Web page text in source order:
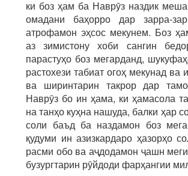
ки боз ҳам ба Наврӯз наздик
омадани баҳорро дар зарра-
атрофамон эҳсос мекунем. Боз
аз зимистону хоби сангин
парастуҳо боз мегарданд,
растохези табиат огоҳ мекунад ва
ва ширинтарин такрор дар
Наврӯз бо ин ҳама, ки ҳамасола
на танҳо куҳна нашуда, балки ҳар
соли баъд ба наздамон боз
қудуми ин азизкардаро ҳазорҳо
расми обо ва аҷдодамон ҷашн
бузургтарин рӯйдоди фарҳангии